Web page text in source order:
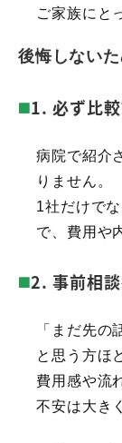
ご家族にと
後悔しない
1. 必ず比
病院で紹介
りません。
1社だけで
で、費用や
2. 事前相
「まだ先の
と思う方ほ
費用感や流
不安は大き